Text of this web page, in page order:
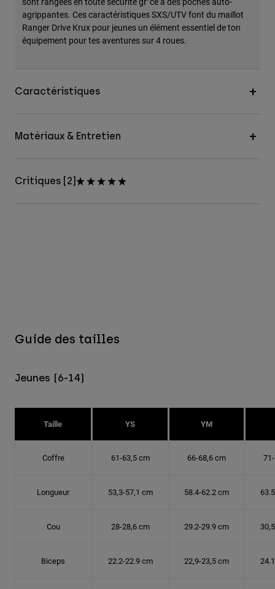
agrippantes. Ces caractéristiques SXS/UTV font du maillot
Ranger Drive Krux pour jeunes un élément essentiel de ton
équipement pour tes aventures sur 4 roues.
Caractéristiques
Matériaux & Entretien
Critiques [2]
Guide des tailles
Jeunes (6-14)
Taille YS YM
Coffre 61-63,5 cm 66-68,6 cm
Longueur 53,3-57,1 cm 58.4-62.2 cm
Cou 28-28,6 cm 29.2-29.9 cm
Biceps 22.2-22.9 cm 22,9-23,5 cm